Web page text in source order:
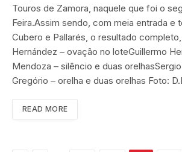
Touros de Zamora, naquele que foi o
Feira.Assim sendo, com meia entrada e
Cubero e Pallarés, o resultado
Hernández – ovação no loteGuillermo
Mendoza – silêncio e duas
Gregório – orelha e duas orelhas Foto:
READ MORE